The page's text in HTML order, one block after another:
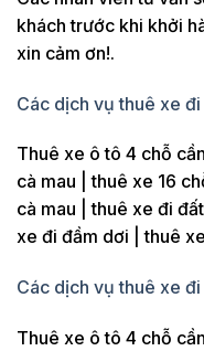
khách trước khi khởi
xin cảm ơn!.
Các dịch vụ thuê xe đi
Thuê xe ô tô 4 chỗ
cà mau | thuê xe 16
cà mau | thuê xe đi
xe đi đầm dơi | thuê
Các dịch vụ thuê xe
Thuê xe ô tô 4 chỗ